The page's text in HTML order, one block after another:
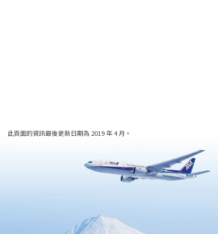
此頁面的資訊最後更新日期為 2019 年 4 月。